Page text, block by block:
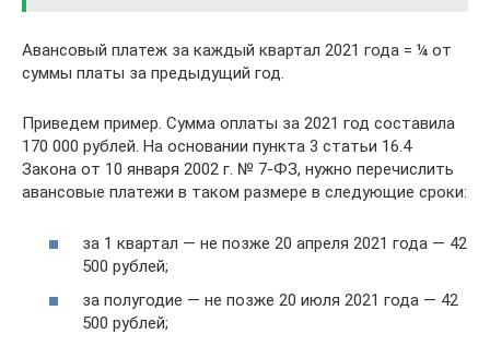
Авансовый платеж за каждый квартал 2021 года = ¼ от
суммы платы за предыдущий год.
Приведем пример. Сумма оплаты за 2021 год составила
170 000 рублей. На основании пункта 3 статьи 16.4
Закона от 10 января 2002 г. № 7-ФЗ, нужно перечислить
авансовые платежи в таком размере в следующие сроки:
за 1 квартал — не позже 20 апреля 2021 года — 42
500 рублей;
за полугодие — не позже 20 июля 2021 года — 42
500 рублей;